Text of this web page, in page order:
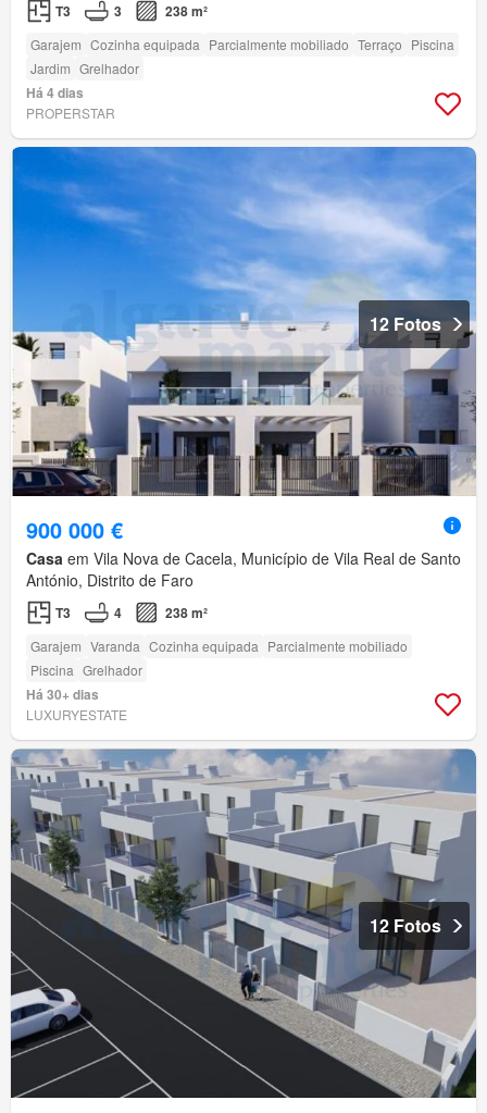
T3 3 238 m²
Garajem Cozinha equipada Parcialmente mobiliado Terraço Piscina
Jardim Grelhador
Há 4 dias
PROPERSTAR
12 Fotos
900 000 €
Casa em Vila Nova de Cacela, Município de Vila Real de Santo
António, Distrito de Faro
T3 4 238 m²
Garajem Varanda Cozinha equipada Parcialmente mobiliado
Piscina Grelhador
Há 30+ dias
LUXURYESTATE
12 Fotos